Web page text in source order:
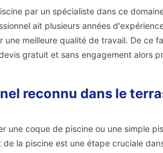
par un spécialiste dans ce
ait plusieurs années
meilleure qualité de travail. De ce
gratuit et sans engagement alors
reconnu dans le
une coque de piscine ou une simple
la piscine est une étape cruciale